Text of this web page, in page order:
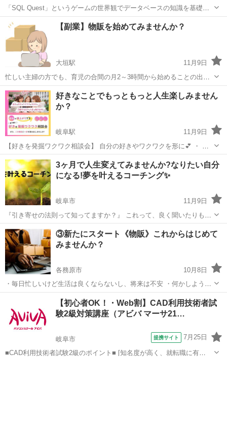
「SQL Quest」というゲームの世界観でデータベースの知識を基礎か
ら学習していきます。演習課題を中心とし、難しい専門用語も身近な
言葉に置き換えて解説します。
岐阜 その他
【副業】物販を始めてみませんか？
大垣駅
11月9日
忙しい主婦の方でも、育児の合間の月2～3時間から始めることの出来
る物販を教えております。 初心者サポートもしっかりありますので、
詳しく聞きたいという方はまずはご気軽にお問い合わせください。
岐阜 大垣市 大垣駅 その他 物販
好きなことでもっともっと人生楽しみません
か？
岐阜駅
11月9日
【好きを発掘ワクワク相談会】 自分の好きやワクワクを形に💕 ・ も
っともっと幸せな楽しい人生にしていくために『好きを発掘ワクワク
相談会』に参加しませんか? ・ 最近、たくさんの方のお話しを聞かせ
ていただいている中で、 ...
岐阜 岐阜市 岐阜駅 生活知識 波動
3ヶ月で人生変えてみませんか?なりたい自分
になる!夢を叶えるコーチング✨
岐阜市
11月9日
『引き寄せの法則って知ってますか？』 これって、良く聞いたりもす
るけど。でも、これにも実際に引き寄せが起こる場合と起こらない場
合がありますよね？ 思い通りにいく人と行かない人….. その違いは
何????????? ど...
岐阜 岐阜市 生活知識 セッション
③新たにスタート《物販》これからはじめて
みませんか？
各務原市
10月8日
・毎日忙しいけど生活は良くならないし、将来は不安 ・何かしようと
思っても忙しくてなかなか時間が取れない ・そもそも何をしていいの
事に頑張る会社員の方で...
各務原市 生活知識 コミュニケーション
【初心者OK！・Web割】CAD利用技術者試
験2級対策講座（アビバ マーサ21…
岐阜市 提携サイト 7月25日
■CAD利用技術者試験2級のポイント■ [知名度が高く、就転職に有